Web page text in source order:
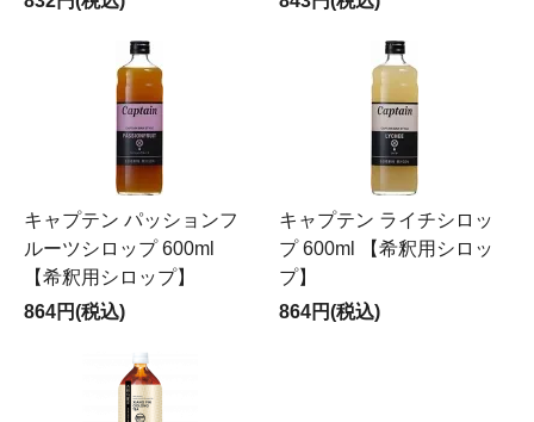
キャプテン パッションフ
ルーツシロップ 600ml
【希釈用シロップ】
864円(税込)
キャプテン ライチシロッ
プ 600ml 【希釈用シロッ
プ】
864円(税込)